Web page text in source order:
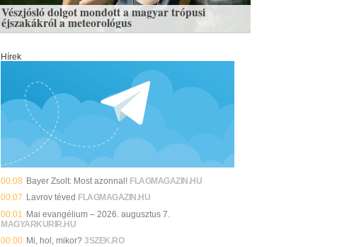
Vészjósló dolgot mondott a magyar trópusi
éjszakákról a meteorológus
Hírek
00:08 Bayer Zsolt: Most azonnal! FLAGMAGAZIN.HU
00:07 Lavrov téved FLAGMAGAZIN.HU
00:01
Mai evangélium – 2026. augusztus 7.
MAGYARKURIR.HU
00:00 Mi, hol, mikor? 3SZEK.RO